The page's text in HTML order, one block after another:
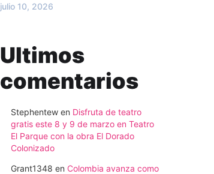
julio 10, 2026
Ultimos
comentarios
Stephentew en Disfruta de teatro
gratis este 8 y 9 de marzo en Teatro
El Parque con la obra El Dorado
Colonizado
Grant1348 en Colombia avanza como